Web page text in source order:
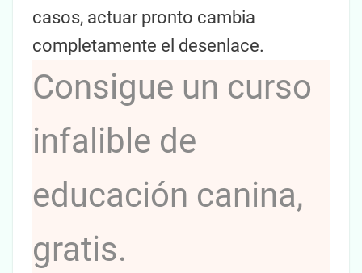
casos, actuar pronto cambia
completamente el desenlace.
Consigue un curso
infalible de
educación canina,
gratis.